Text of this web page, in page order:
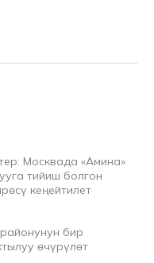
Москвада «Амина»
тийиш болгон
кеңейтилет
бир
өчүрүлөт